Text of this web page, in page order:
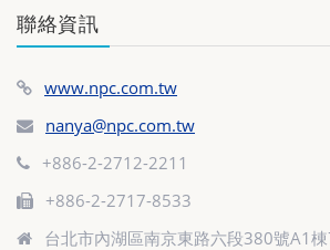
聯絡資訊
www.npc.com.tw
nanya@npc.com.tw
+886-2-2712-2211
+886-2-2717-8533
台北市內湖區南京東路六段380號A1